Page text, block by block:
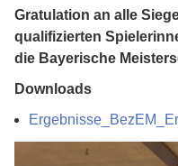
Gratulation an alle
qualifizierten
die Bayerische
Downloads